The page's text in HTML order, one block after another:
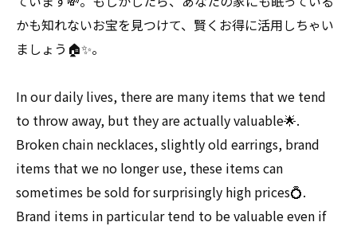
かも知れないお宝を見つけて、賢くお得に活用しちゃい
ましょう🏠✨。
In our daily lives, there are many items that we tend
to throw away, but they are actually valuable🌟.
Broken chain necklaces, slightly old earrings, brand
items that we no longer use, these items can
sometimes be sold for surprisingly high prices💍.
Brand items in particular tend to be valuable even if